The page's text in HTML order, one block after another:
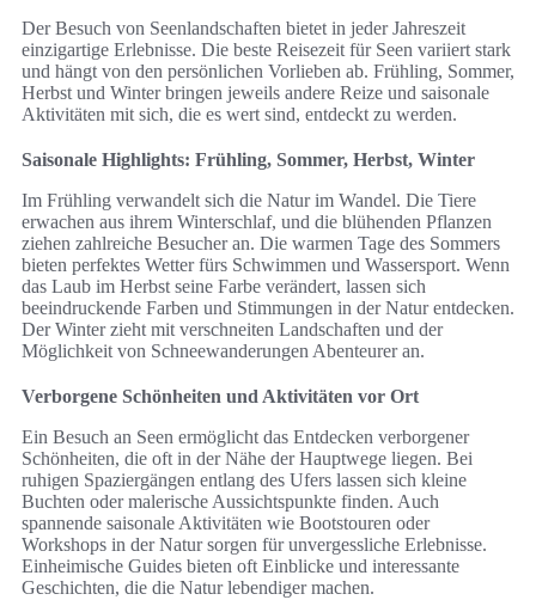
Der Besuch von Seenlandschaften bietet in jeder Jahreszeit
einzigartige Erlebnisse. Die beste Reisezeit für Seen variiert stark
und hängt von den persönlichen Vorlieben ab. Frühling, Sommer,
Herbst und Winter bringen jeweils andere Reize und saisonale
Aktivitäten mit sich, die es wert sind, entdeckt zu werden.
Saisonale Highlights: Frühling, Sommer, Herbst, Winter
Im Frühling verwandelt sich die Natur im Wandel. Die Tiere
erwachen aus ihrem Winterschlaf, und die blühenden Pflanzen
ziehen zahlreiche Besucher an. Die warmen Tage des Sommers
bieten perfektes Wetter fürs Schwimmen und Wassersport. Wenn
das Laub im Herbst seine Farbe verändert, lassen sich
beeindruckende Farben und Stimmungen in der Natur entdecken.
Der Winter zieht mit verschneiten Landschaften und der
Möglichkeit von Schneewanderungen Abenteurer an.
Verborgene Schönheiten und Aktivitäten vor Ort
Ein Besuch an Seen ermöglicht das Entdecken verborgener
Schönheiten, die oft in der Nähe der Hauptwege liegen. Bei
ruhigen Spaziergängen entlang des Ufers lassen sich kleine
Buchten oder malerische Aussichtspunkte finden. Auch
spannende saisonale Aktivitäten wie Bootstouren oder
Workshops in der Natur sorgen für unvergessliche Erlebnisse.
Einheimische Guides bieten oft Einblicke und interessante
Geschichten, die die Natur lebendiger machen.